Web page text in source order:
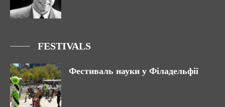
FESTIVALS
Фестиваль науки у Філадельфії